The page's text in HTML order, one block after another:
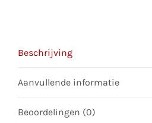
product
Beschrijving
Aanvullende informatie
Beoordelingen (0)